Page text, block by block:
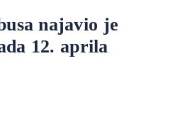
najavio je
12. aprila